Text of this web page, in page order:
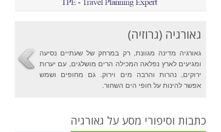
גאורגיה (גרוזיה)
גאורגיה מדינה מגוונת, רק במרחק של שעתיים נסיעה
ומגיעים לארץ נפלאה המכילה הרים מושלגים, עם יערות
ירוקים, נהרות והרבה מים וירוק. גם מחופים ושמש
אפשר להינות על חופי הים השחור.
כתבות וסיפורי מסע על גאורגיה